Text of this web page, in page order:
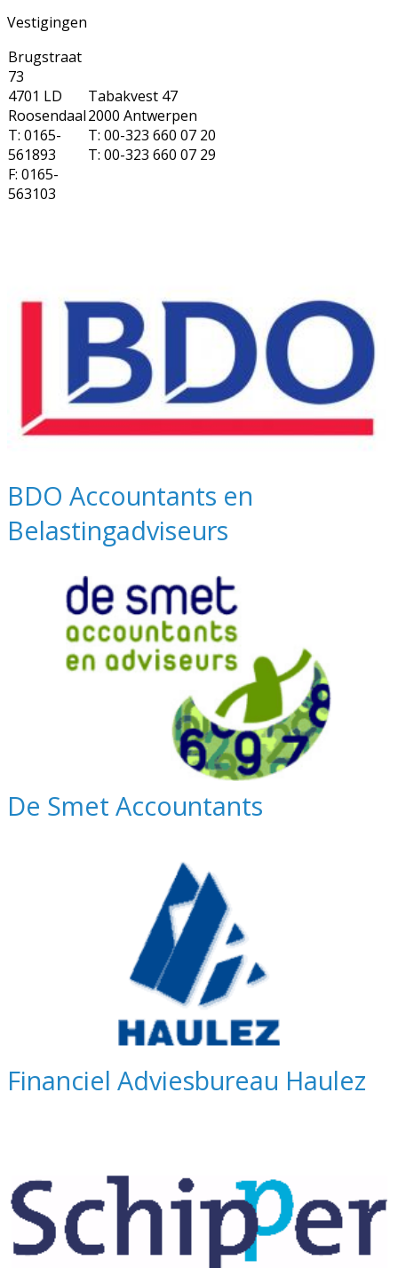
Vestigingen
Brugstraat
73
4701 LD
Roosendaal
T: 0165-
561893
F: 0165-
563103
Tabakvest 47
2000 Antwerpen
T: 00-323 660 07 20
T: 00-323 660 07 29
BDO Accountants en
Belastingadviseurs
De Smet Accountants
Financiel Adviesbureau Haulez